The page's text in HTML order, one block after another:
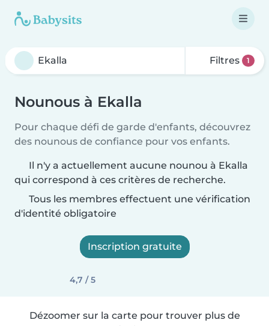
Filtres 1
Nounous à Ekalla
Pour chaque défi de garde d'enfants, découvrez
des nounous de confiance pour vos enfants.
Il n'y a actuellement aucune nounou à Ekalla
qui correspond à ces critères de recherche.
Tous les membres effectuent une vérification
d'identité obligatoire
Inscription gratuite
4,7 / 5
Dézoomer sur la carte pour trouver plus de